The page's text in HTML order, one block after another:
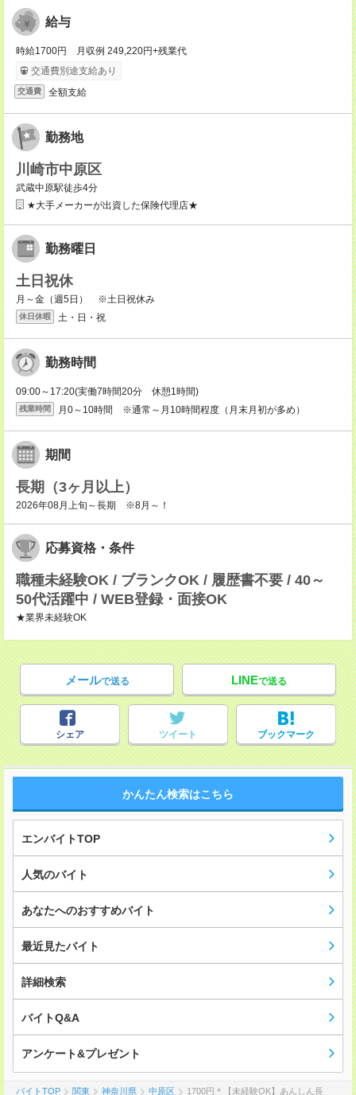
給与
時給1700円 月収例 249,220円+残業代
交通費別途支給あり
交通費 全額支給
勤務地
川崎市中原区
武蔵中原駅徒歩4分
★大手メーカーが出資した保険代理店★
勤務曜日
土日祝休
月～金（週5日） ※土日祝休み
休日休暇 土・日・祝
勤務時間
09:00～17:20(実働7時間20分 休憩1時間)
残業時間 月0～10時間 ※通常～月10時間程度（月末月初が多め）
期間
長期（3ヶ月以上）
2026年08月上旬～長期 ※8月～！
応募資格・条件
職種未経験OK / ブランクOK / 履歴書不要 / 40～
50代活躍中 / WEB登録・面接OK
★業界未経験OK
メールで送る LINEで送る
シェア ツイート ブックマーク
かんたん検索はこちら
エンバイトTOP
人気のバイト
あなたへのおすすめバイト
最近見たバイト
詳細検索
バイトQ&A
アンケート&プレゼント
バイトTOP 関東 神奈川県 中原区 1700円＊【未経験OK】あんしん長